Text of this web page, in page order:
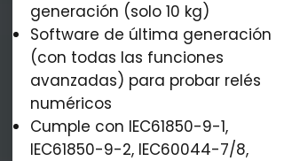
generación (solo 10 kg)
Software de última generación
(con todas las funciones
avanzadas) para probar relés
numéricos
Cumple con IEC61850-9-1,
IEC61850-9-2, IEC60044-7/8,